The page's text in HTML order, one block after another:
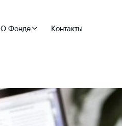
О Фонде Контакты